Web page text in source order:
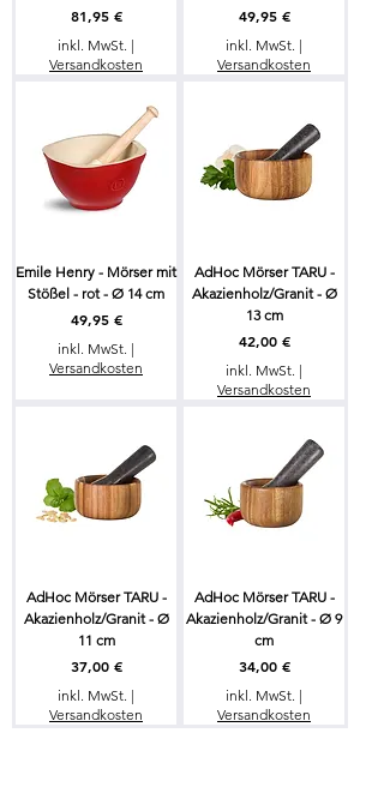
Preis
81,95 €
inkl. MwSt. |
Versandkosten
Preis
49,95 €
inkl. MwSt. |
Versandkosten
Emile Henry - Mörser mit
Stößel - rot - Ø 14 cm
Preis
49,95 €
inkl. MwSt. |
Versandkosten
AdHoc Mörser TARU -
Akazienholz/Granit - Ø
13 cm
Preis
42,00 €
inkl. MwSt. |
Versandkosten
AdHoc Mörser TARU -
Akazienholz/Granit - Ø
11 cm
Preis
37,00 €
inkl. MwSt. |
Versandkosten
AdHoc Mörser TARU -
Akazienholz/Granit - Ø 9
cm
Preis
34,00 €
inkl. MwSt. |
Versandkosten